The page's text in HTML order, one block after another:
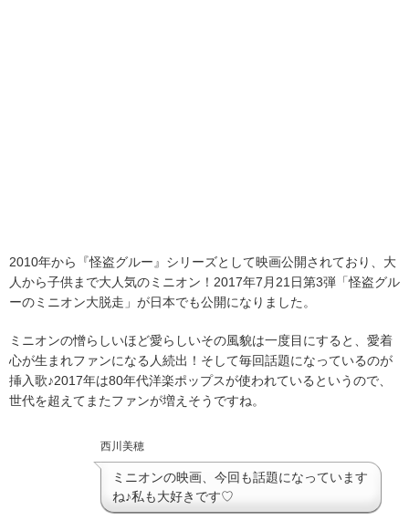
2010年から『怪盗グルー』シリーズとして映画公開されており、大
人から子供まで大人気のミニオン！2017年7月21日第3弾「怪盗グル
ーのミニオン大脱走」が日本でも公開になりました。
ミニオンの憎らしいほど愛らしいその風貌は一度目にすると、愛着
心が生まれファンになる人続出！そして毎回話題になっているのが
挿入歌♪2017年は80年代洋楽ポップスが使われているというので、
世代を超えてまたファンが増えそうですね。
西川美穂
ミニオンの映画、今回も話題になっています
ね♪私も大好きです♡